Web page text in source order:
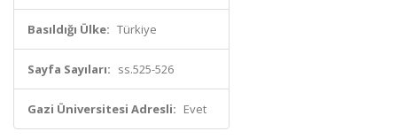
Basıldığı Ülke: Türkiye
Sayfa Sayıları: ss.525-526
Gazi Üniversitesi Adresli: Evet